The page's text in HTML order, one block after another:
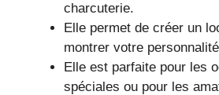
charcuterie.
Elle permet de créer un
montrer votre
Elle est parfaite pour les
spéciales ou pour les